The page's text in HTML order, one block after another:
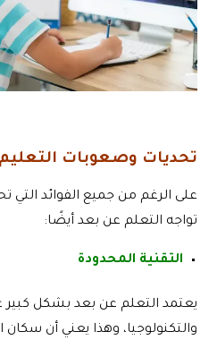
تحديات وصعوبات
على الرغم من جميع الفوائد التي
تواجه التعلم عن بعد أيضًا:
التقنية المحدودة
يعتمد التعلم عن بعد بشكل كبير
والتكنولوجيا، وهذا يعني أن سكان